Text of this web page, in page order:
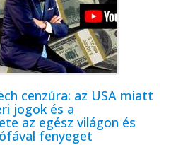
cenzúra: az USA miatt
jogok és a
az egész világon és
fenyeget